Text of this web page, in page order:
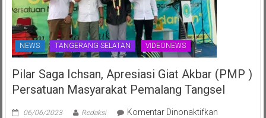
NEWS TANGERANG SELATAN VIDEONEWS
Pilar Saga Ichsan, Apresiasi Giat Akbar (PMP )
Persatuan Masyarakat Pemalang Tangsel
06/06/2023 Redaksi Komentar Dinonaktifkanpada